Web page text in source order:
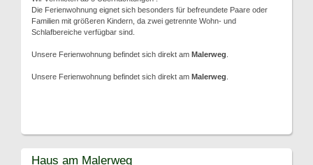
Die Ferienwohnung eignet sich besonders für befreundete Paare oder
Familien mit größeren Kindern, da zwei getrennte Wohn- und
Schlafbereiche verfügbar sind.
Unsere Ferienwohnung befindet sich direkt am Malerweg
Unsere Ferienwohnung befindet sich direkt am Malerweg
Haus am Malerweg